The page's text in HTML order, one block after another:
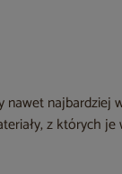
najbardziej
z których